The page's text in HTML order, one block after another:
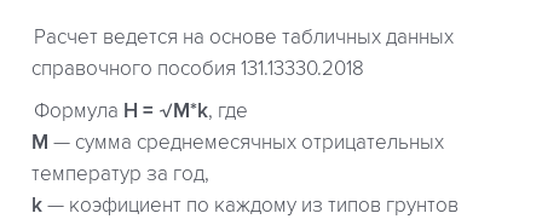
Расчет ведется на основе табличных данных
справочного пособия 131.13330.2018
Формула H = √M*k, где
М — сумма среднемесячных отрицательных
температур за год,
k — коэфициент по каждому из типов грунтов